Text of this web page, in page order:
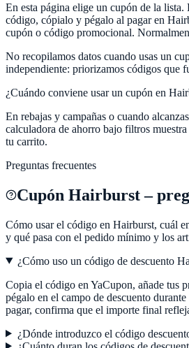
En esta página elige un cupón de la lista.
código, cópialo y pégalo al pagar en
cupón o código promocional.
No recopilamos datos cuando usas un
independiente: priorizamos códigos que
¿Cuándo conviene usar un cupón en
En rebajas y campañas o cuando
calculadora de ahorro bajo filtros
tu carrito.
Preguntas frecuentes
Cupón Hairburst–
Cómo usar el código en Hairburst, cuál
y qué pasa con el pedido mínimo y los
¿Cómo uso un código de descuento
Copia el código en YaCupon, añade tus
pégalo en el campo de descuento
pagar, confirma que el importe final
¿Dónde introduzco el código